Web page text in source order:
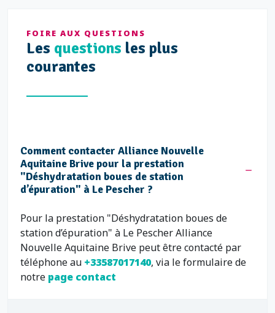
FOIRE AUX QUESTIONS
Les questions les plus
courantes
Comment contacter Alliance Nouvelle
Aquitaine Brive pour la prestation
"Déshydratation boues de station
d’épuration" à Le Pescher ?
Pour la prestation "Déshydratation boues de
station d’épuration" à Le Pescher Alliance
Nouvelle Aquitaine Brive peut être contacté par
téléphone au +33587017140, via le formulaire de
notre page contact